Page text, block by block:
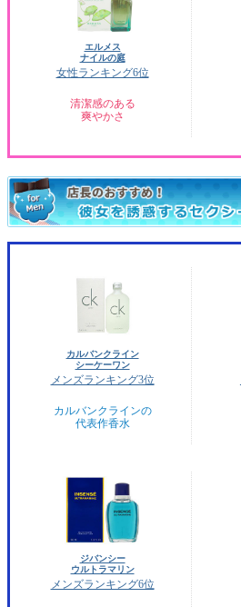
エルメス
ナイルの庭
女性ランキング6位
清潔感のある
爽やかさ
カルバンクライン
シーケーワン
メンズランキング3位
カルバンクラインの
代表作香水
ジバンシー
ウルトラマリン
メンズランキング6位